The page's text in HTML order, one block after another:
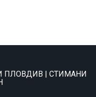
ПЛОВДИВ | СТИМАНИ